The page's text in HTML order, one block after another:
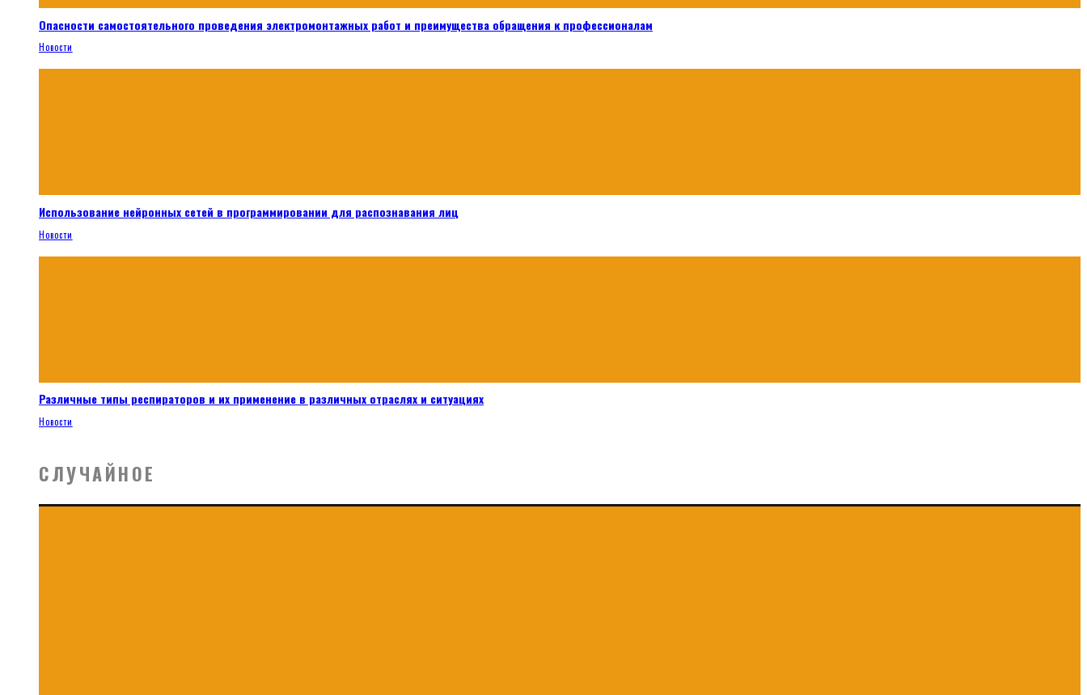
Опасности самостоятельного проведения электромонтажных работ и преимущества обращения к профессионалам
Новости
Использование нейронных сетей в программировании для распознавания лиц
Новости
Различные типы респираторов и их применение в различных отраслях и ситуациях
Новости
СЛУЧАЙНОЕ